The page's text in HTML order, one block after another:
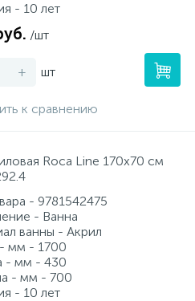
- 10 лет
/шт
+ шт
к сравнению
Roca Line 170x70 см
- 9781542475
- Ванна
ванны - Акрил
мм - 1700
- мм - 430
- мм - 700
- 10 лет